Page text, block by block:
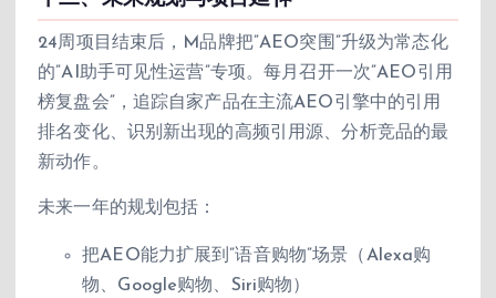
24周项目结束后，M品牌把”AEO突围”升级为常态化
的”AI助手可见性运营”专项。每月召开一次”AEO引用
榜复盘会”，追踪自家产品在主流AEO引擎中的引用
排名变化、识别新出现的高频引用源、分析竞品的最
新动作。
未来一年的规划包括：
把AEO能力扩展到”语音购物”场景（Alexa购
物、Google购物、Siri购物）